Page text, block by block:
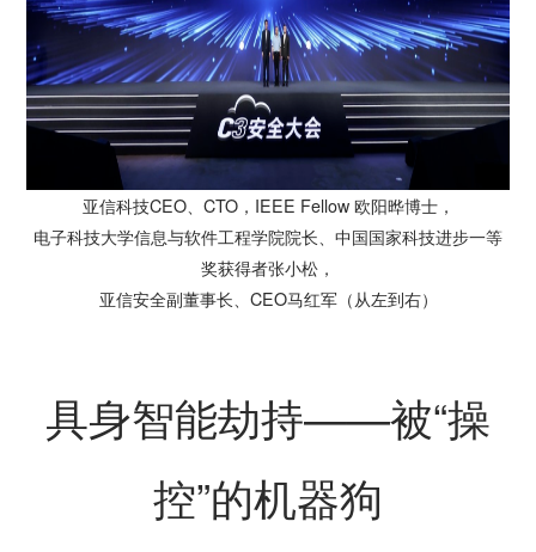
亚信科技CEO、CTO，IEEE Fellow 欧阳晔博士，
电子科技大学信息与软件工程学院院长、中国国家科技进步一等
奖获得者张小松，
亚信安全副董事长、CEO马红军（从左到右）
具身智能劫持——被“操
控”的机器狗